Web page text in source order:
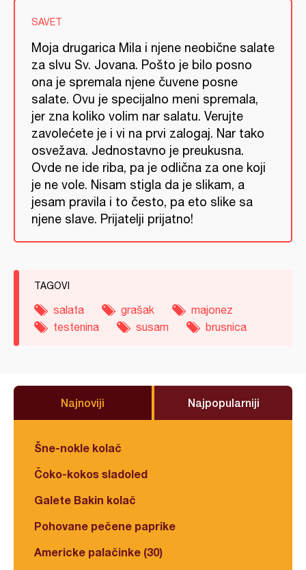
SAVET
Moja drugarica Mila i njene neobične salate
za slvu Sv. Jovana. Pošto je bilo posno
ona je spremala njene čuvene posne
salate. Ovu je specijalno meni spremala,
jer zna koliko volim nar salatu. Verujte
zavolećete je i vi na prvi zalogaj. Nar tako
osvežava. Jednostavno je preukusna.
Ovde ne ide riba, pa je odlična za one koji
je ne vole. Nisam stigla da je slikam, a
jesam pravila i to često, pa eto slike sa
njene slave. Prijatelji prijatno!
TAGOVI
salata grašak
majonez
testenina
susam brusnica
Najnoviji Najpopularniji
Šne-nokle kolač
Čoko-kokos sladoled
Galete Bakin kolač
Pohovane pečene paprike
Americke palačinke (30)